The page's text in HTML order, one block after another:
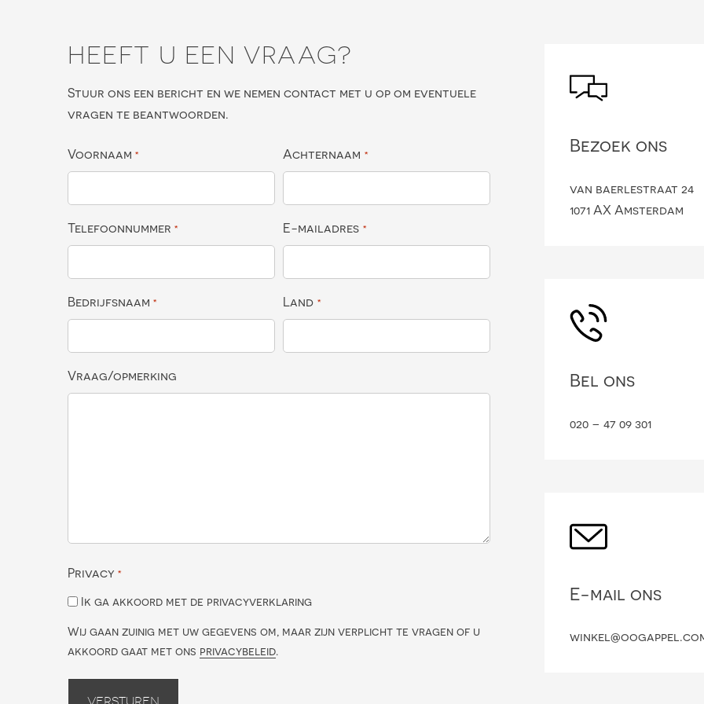
HEEFT U EEN VRAAG?
Stuur ons een bericht en we nemen contact met u op om eventuele
vragen te beantwoorden.
Voornaam * Achternaam *
Telefoonnummer * E-mailadres *
Bedrijfsnaam * Land *
Vraag/opmerking
Privacy *
Ik ga akkoord met de privacyverklaring
Wij gaan zuinig met uw gegevens om, maar zijn verplicht te vragen of u
akkoord gaat met ons privacybeleid.
Bezoek ons
van baerlestraat 24
1071 AX Amsterdam
Bel ons
020 – 47 09 301
E-mail ons